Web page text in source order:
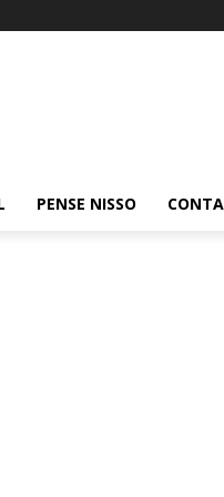
PENSE NISSO